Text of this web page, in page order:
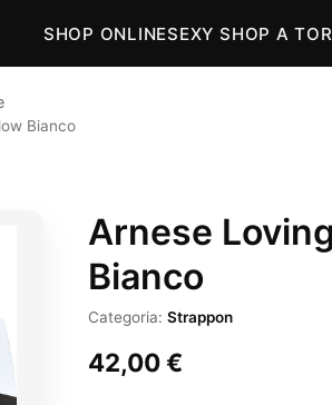
SHOP ONLINESEXY SHOP A
Bianco
Arnese
Bianco
Categoria: Strappon
42,00€